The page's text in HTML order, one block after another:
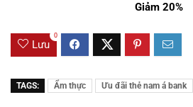
Giảm 20%
Lưu
0
TAGS: Ẩm thực Ưu đãi thẻ nam á bank